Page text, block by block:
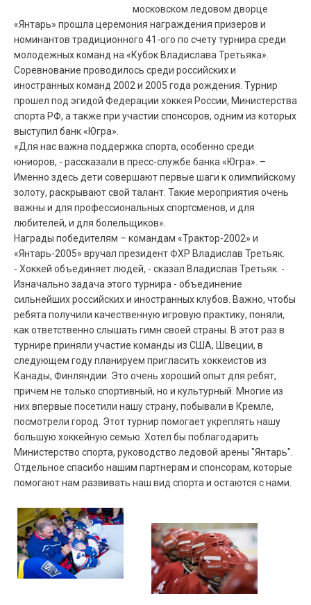
московском ледовом дворце
«Янтарь» прошла церемония награждения призеров и
номинантов традиционного 41-ого по счету турнира среди
молодежных команд на «Кубок Владислава Третьяка».
Соревнование проводилось среди российских и
иностранных команд 2002 и 2005 года рождения. Турнир
прошел под эгидой Федерации хоккея России, Министерства
спорта РФ, а также при участии спонсоров, одним из которых
выступил банк «Югра».
«Для нас важна поддержка спорта, особенно среди
юниоров, - рассказали в пресс-службе банка «Югра». –
Именно здесь дети совершают первые шаги к олимпийскому
золоту, раскрывают свой талант. Такие мероприятия очень
важны и для профессиональных спортсменов, и для
любителей, и для болельщиков».
Награды победителям – командам «Трактор-2002» и
«Янтарь-2005» вручал президент ФХР Владислав Третьяк.
- Хоккей объединяет людей, - сказал Владислав Третьяк. -
Изначально задача этого турнира - объединение
сильнейших российских и иностранных клубов. Важно, чтобы
ребята получили качественную игровую практику, поняли,
как ответственно слышать гимн своей страны. В этот раз в
турнире приняли участие команды из США, Швеции, в
следующем году планируем пригласить хоккеистов из
Канады, Финляндии. Это очень хороший опыт для ребят,
причем не только спортивный, но и культурный. Многие из
них впервые посетили нашу страну, побывали в Кремле,
посмотрели город. Этот турнир помогает укреплять нашу
большую хоккейную семью. Хотел бы поблагодарить
Министерство спорта, руководство ледовой арены "Янтарь".
Отдельное спасибо нашим партнерам и спонсорам, которые
помогают нам развивать наш вид спорта и остаются с нами.